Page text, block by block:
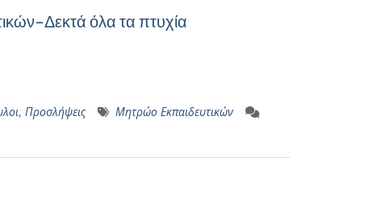
Δεκτά όλα τα πτυχία
, Προσλήψεις
Μητρώο Εκπαιδευτικών